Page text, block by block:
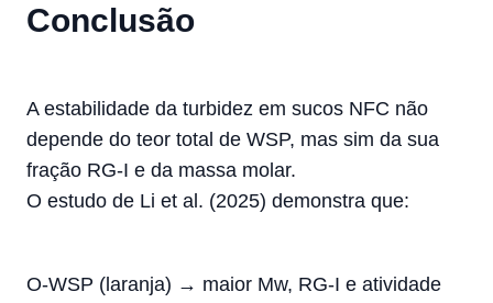
Conclusão
A estabilidade da turbidez em sucos NFC não
depende do teor total de WSP, mas sim da sua
fração RG-I e da massa molar.
O estudo de Li et al. (2025) demonstra que:
O-WSP (laranja) → maior Mw, RG-I e atividade